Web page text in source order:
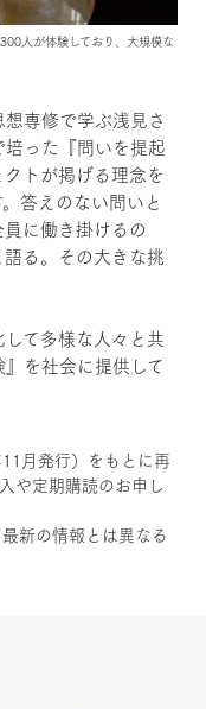
人が体験しており、大規模な
専修で学ぶ浅見さ
った『問いを提起
トが掲げる理念を
答えのない問いと
に働き掛けるの
る。その大きな挑
して多様な人々と共
を社会に提供して
月発行）をもとに再
や定期購読のお申し
新の情報とは異なる